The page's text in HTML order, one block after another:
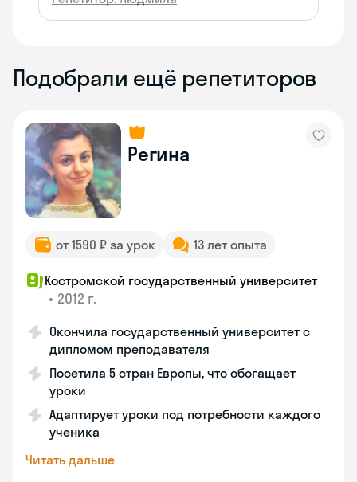
Подобрали ещё репетиторов
Регина
от 1590 ₽ за урок 13 лет опыта
Костромской государственный университет
• 2012 г.
Окончила государственный университет с
дипломом преподавателя
Посетила 5 стран Европы, что обогащает
уроки
Адаптирует уроки под потребности каждого
ученика
Читать дальше